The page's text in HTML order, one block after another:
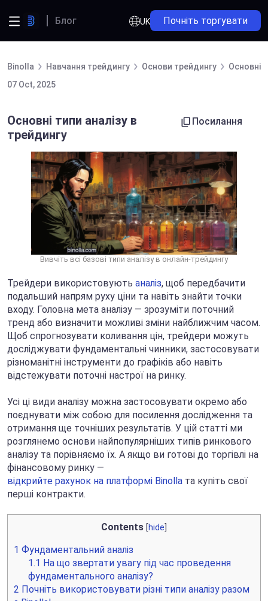
Блог UK Почніть торгувати
Binolla Навчання трейдингу Основи трейдингу
Основні
07 Oct, 2025
Основні типи аналізу в
трейдингу
Посилання
Вивчіть всі базові типи аналізу в онлайн-трейдингу
Трейдери використовують аналіз, щоб передбачити
подальший напрям руху ціни та навіть знайти точки
входу. Головна мета аналізу — зрозуміти поточний
тренд або визначити можливі зміни найближчим часом.
Щоб спрогнозувати коливання цін, трейдери можуть
досліджувати фундаментальні чинники, застосовувати
різноманітні інструменти до графіків або навіть
відстежувати поточні настрої на ринку.
Усі ці види аналізу можна застосовувати окремо або
поєднувати між собою для посилення дослідження та
отримання ще точніших результатів. У цій статті ми
розглянемо основи найпопулярніших типів ринкового
аналізу та порівняємо їх. А якщо ви готові до торгівлі на
фінансовому ринку —
відкрийте рахунок на платформі Binolla та купіть свої
перші контракти.
Contents [hide
1 Фундаментальний аналіз
1.1 На що звертати увагу під час проведення
фундаментального аналізу?
2 Почніть використовувати різні типи аналізу разом